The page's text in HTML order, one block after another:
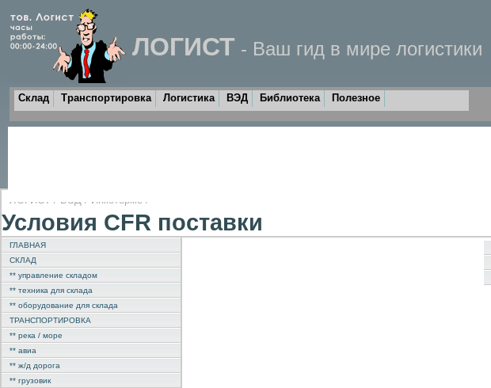
ЛОГИСТ - Ваш гид в мире логистики
Склад Транспортировка Логистика ВЭД Библиотека Полезное
ЛОГИСТ / ВЭД / Инкотермс /
Условия CFR поставки
ГЛАВНАЯ
СКЛАД
** управление складом
** техника для склада
** оборудование для склада
ТРАНСПОРТИРОВКА
** река / море
** авиа
** ж/д дорога
** грузовик